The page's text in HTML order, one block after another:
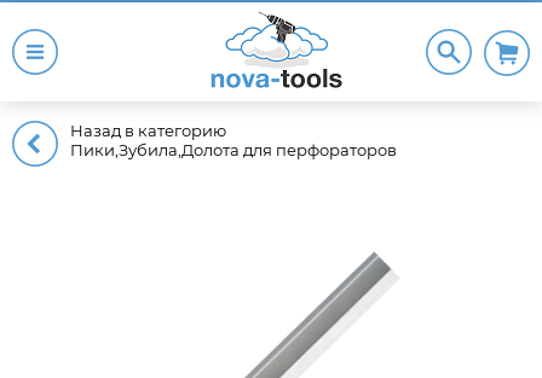
Назад в категорию
Пики,Зубила,Долота для перфораторов